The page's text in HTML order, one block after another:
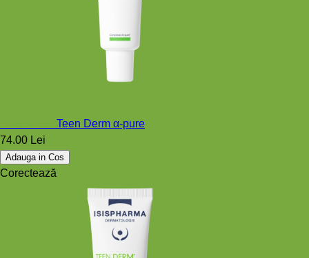
Teen Derm α-pure
74.00 Lei
Adauga in Cos
Corectează